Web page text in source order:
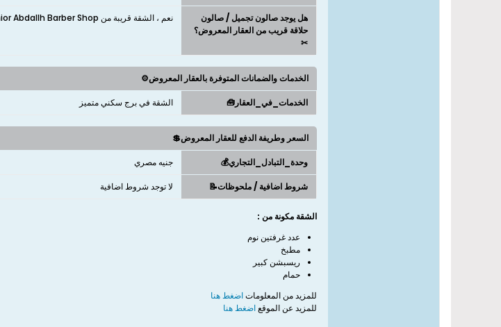
هل يوجد صالون تجميل / صالون
حلاقة قريب من العقار المعروض؟
✂
نعم ، الشقة قريبة من Senior Abdallh Barber Shop و Prestige Coiffure و الأسطورة و زمزم و Azhari و صالون السواح للرجال
الخدمات والضمانات المتوفرة بالعقار المعروض⚙️
الخدمات_في_العقار🧰 الشقة في برج سكني متميز
السعر وطريفة الدفع للعقار المعروض💲
وحدة_التبادل_التجاري💰 جنيه مصري
شروط اضافية / ملحوظات📝 لا توجد شروط اضافية
الشقة مكونة من :
عدد غرفتين نوم
مطبخ
ريسبشن كبير
حمام
للمزيد من المعلومات اضغط هنا
للمزيد عن الموقع اضغط هنا